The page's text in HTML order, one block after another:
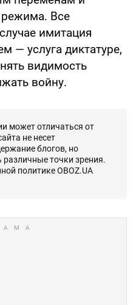
режима. Все
имитация
— услуга диктатуре,
видимость
войну.
может отличаться от
не несет
блогов, но
различные точки зрения.
политике OBOZ.UA